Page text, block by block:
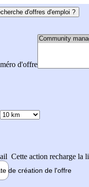
d'offres d'emploi ?
d'offre
Cette action recharge la
de création de l'offre